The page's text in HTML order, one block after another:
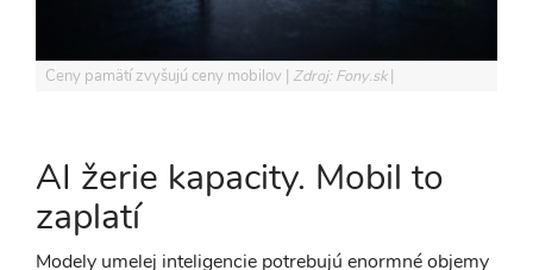
Ceny pamätí zvyšujú ceny mobilov Zdroj: Fony.sk
AI žerie kapacity. Mobil to
zaplatí
Modely umelej inteligencie potrebujú enormné objemy